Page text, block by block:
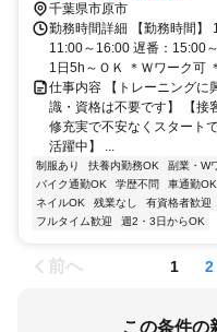
千葉県市原市
勤務時間詳細 【勤務時間】
11:00～16:00 遅番：15:00
1日5h～ＯＫ ＊Ｗワーク可
仕事内容 【トレーニングに
識・資格は不要です】 【接
修充実で不安なくスタート
活躍中】 ...
制服あり 扶養内勤務OK 副業・W
バイク通勤OK
学歴不問 車通勤OK
ネイルOK
残業なし 有資格者歓迎
フルタイム歓迎
週2・3日からOK
前へ 1 2
この条件の